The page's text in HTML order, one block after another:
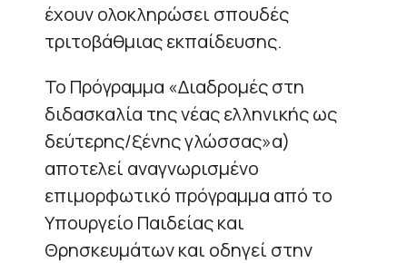
έχουν ολοκληρώσει σπουδές
τριτοβάθμιας εκπαίδευσης.
Το Πρόγραμμα «Διαδρομές στη
διδασκαλία της νέας ελληνικής ως
δεύτερης/ξένης γλώσσας»α)
αποτελεί αναγνωρισμένο
επιμορφωτικό πρόγραμμα από το
Υπουργείο Παιδείας και
Θρησκευμάτων και οδηγεί στην